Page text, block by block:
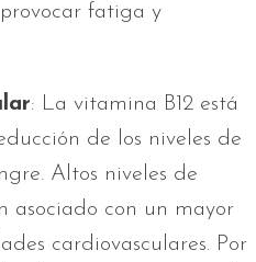
fatiga y
: La vitamina B12 está
de los niveles de
Altos niveles de
asociado con un mayor
cardiovasculares. Por